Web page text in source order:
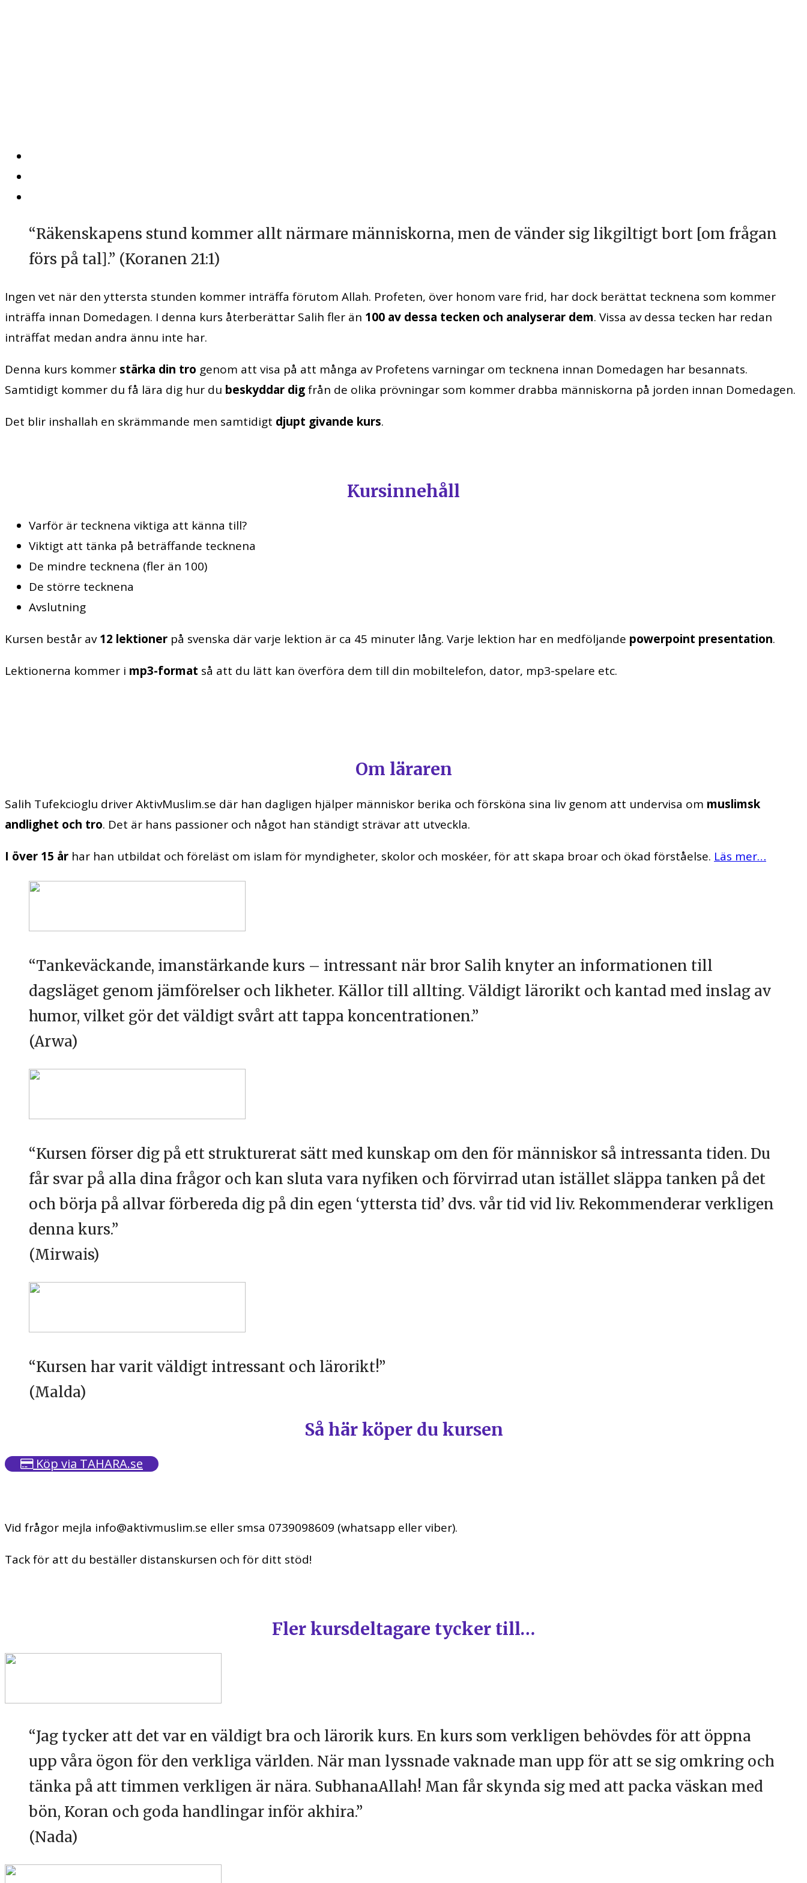
“Räkenskapens stund kommer allt närmare människorna, men de vänder sig likgiltigt bort [om frågan
förs på tal].” (Koranen 21:1)
Ingen vet när den yttersta stunden kommer inträffa förutom Allah. Profeten, över honom vare frid, har dock berättat tecknena som kommer
inträffa innan Domedagen. I denna kurs återberättar Salih fler än 100 av dessa tecken och analyserar dem. Vissa av dessa tecken har redan
inträffat medan andra ännu inte har.
Denna kurs kommer stärka din tro genom att visa på att många av Profetens varningar om tecknena innan Domedagen har besannats.
Samtidigt kommer du få lära dig hur du beskyddar digfrån de olika prövningar som kommer drabba människorna på jorden innan Domedagen.
Det blir inshallah en skrämmande men samtidigt djupt givande kurs.
Kursinnehåll
Varför är tecknena viktiga att känna till?
Viktigt att tänka på beträffande tecknena
De mindre tecknena (fler än 100)
De större tecknena
Avslutning
Kursen består av12 lektioner på svenska där varje lektion är ca 45 minuter lång. Varje lektion har en medföljande powerpoint presentation.
Lektionerna kommer i mp3-format så att du lätt kan överföra dem till din mobiltelefon, dator, mp3-spelare etc.
Om läraren
Salih Tufekcioglu driver AktivMuslim.se där han dagligen hjälper människor berika och försköna sina liv genom att undervisa om muslimsk
andlighet och tro. Det är hans passioner och något han ständigt strävar att utveckla.
I över 15 år har han utbildat och föreläst om islam för myndigheter, skolor och moskéer, för att skapa broar och ökad förståelse. Läs mer…
“Tankeväckande, imanstärkande kurs – intressant när bror Salih knyter an informationen till
dagsläget genom jämförelser och likheter. Källor till allting. Väldigt lärorikt och kantad med inslag av
humor, vilket gör det väldigt svårt att tappa koncentrationen.”
(Arwa)
“Kursen förser dig på ett strukturerat sätt med kunskap om den för människor så intressanta tiden. Du
får svar på alla dina frågor och kan sluta vara nyfiken och förvirrad utan istället släppa tanken på det
och börja på allvar förbereda dig på din egen ‘yttersta tid’ dvs. vår tid vid liv. Rekommenderar verkligen
denna kurs.”
(Mirwais)
“Kursen har varit väldigt intressant och lärorikt!”
(Malda)
Så här köper du kursen
Köp via TAHARA.se
Vid frågor mejla info@aktivmuslim.se eller smsa 0739098609 (whatsapp eller viber).
Tack för att du beställer distanskursen och för ditt stöd!
Fler kursdeltagare tycker till…
“Jag tycker att det var en väldigt bra och lärorik kurs. En kurs som verkligen behövdes för att öppna
upp våra ögon för den verkliga världen. När man lyssnade vaknade man upp för att se sig omkring och
tänka på att timmen verkligen är nära. SubhanaAllah! Man får skynda sig med att packa väskan med
bön, Koran och goda handlingar inför akhira.”
(Nada)